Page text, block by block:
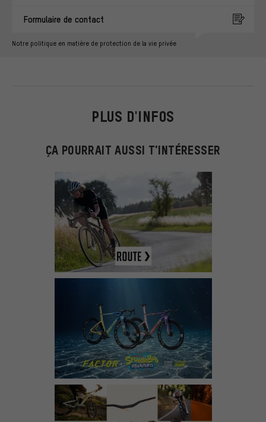
Formulaire de contact
Notre politique en matière de protection de la vie privée
PLUS D'INFOS
ÇA POURRAIT AUSSI T'INTÉRESSER